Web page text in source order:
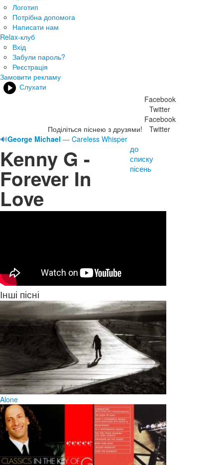
Логотип
Потрібна допомога
Написати нам
Relax-клуб
Вхід
Забули пароль?
Реєстрація
Замовити рекламу
Слухати
Поділіться піснею з друзями!
Facebook
Twitter
Facebook
Twitter
🔊George Michael — Careless Whisper
Kenny G -
Forever In
Love
до
списку
пісень
Інші пісні
Alone